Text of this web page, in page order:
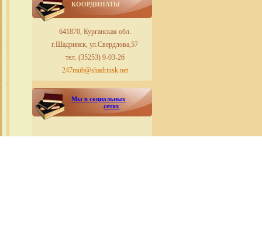
КООРДИНАТЫ
641870, Курганская обл.
г.Шадринск, ул.Свердлова,57
тел. (35253) 9-03-26
247mub@shadrinsk.net
Мы в социальных
сетях